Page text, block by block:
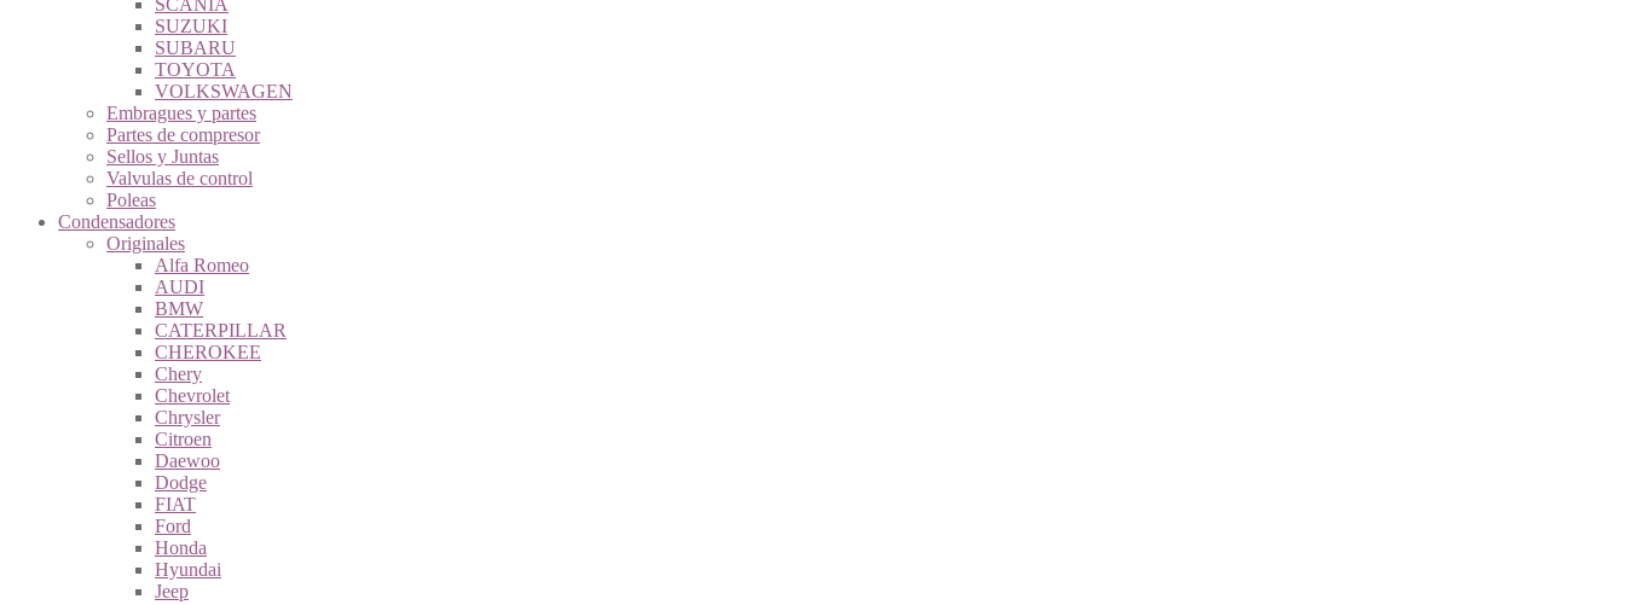
SCANIA
SUZUKI
SUBARU
TOYOTA
VOLKSWAGEN
Embragues y partes
Partes de compresor
Sellos y Juntas
Valvulas de control
Poleas
Condensadores
Originales
Alfa Romeo
AUDI
BMW
CATERPILLAR
CHEROKEE
Chery
Chevrolet
Chrysler
Citroen
Daewoo
Dodge
FIAT
Ford
Honda
Hyundai
Jeep